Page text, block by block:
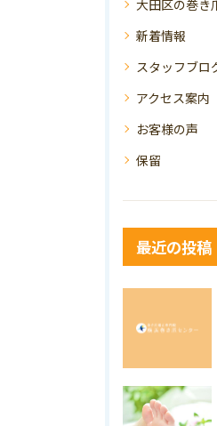
大田区の巻き
新着情報
スタッフブロ
アクセス案内
お客様の声
保留
最近の投稿